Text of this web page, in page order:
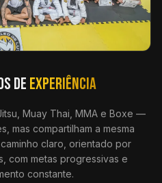
DE EXPERIÊNCIA
Muay Thai, MMA e Boxe —
mas compartilham a mesma
claro, orientado por
com metas progressivas e
constante.